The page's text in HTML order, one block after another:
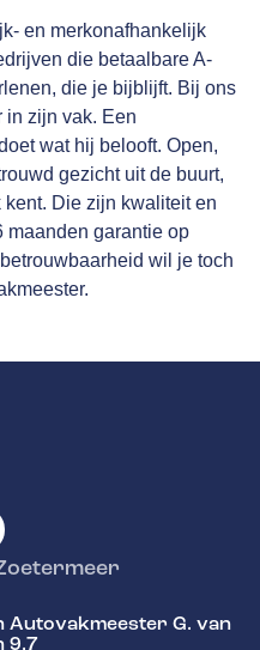
en merkonafhankelijk
die betaalbare A-
die je bijblijft. Bij ons
in zijn vak. Een
wat hij belooft. Open,
gezicht uit de buurt,
Die zijn kwaliteit en
maanden garantie op
wil je toch
Autovakmeester G. van
9.7